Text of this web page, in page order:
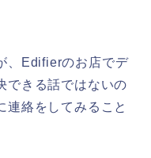
、Edifierのお店でデ
できる話ではないの
連絡をしてみること